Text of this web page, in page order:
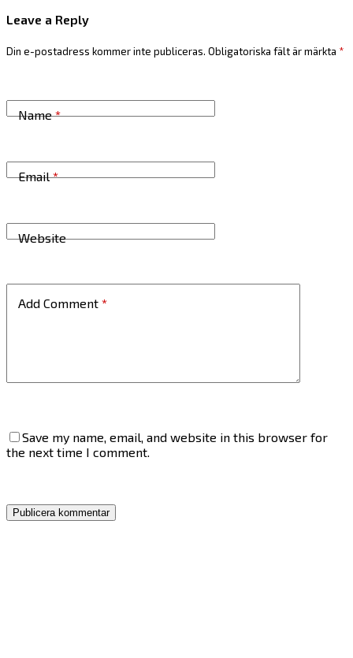
Leave a Reply
Din e-postadress kommer inte publiceras. Obligatoriska fält är märkta *
Name*
Email*
Website
Add Comment *
Save my name, email, and website in this browser for
the next time I comment.
Publicera kommentar